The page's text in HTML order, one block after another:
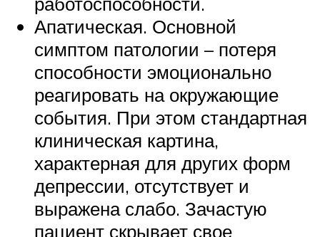
Апатическая. Основной
симптом патологии – потеря
способности эмоционально
реагировать на окружающие
события. При этом стандартная
клиническая картина,
характерная для других форм
депрессии, отсутствует и
выражена слабо. Зачастую
пациент скрывает свое